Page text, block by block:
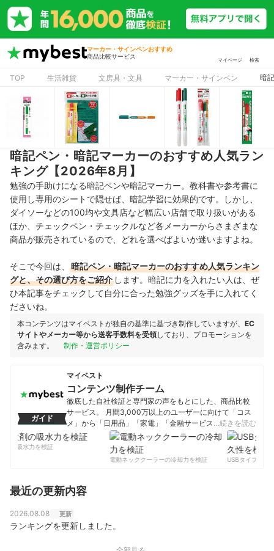
マーカー・サインペンおすすめ
商品比較サービス
マイページ 検索
TOP 生活雑貨 文房具・文具 マーカー・サインペン 暗
暗記ペン・暗記マーカーのおすすめ人気ラン
キング【2026年8月】
勉強の手助けになる暗記ペンや暗記マーカー。教科書や参考書に
使用し専用のシートで隠せば、暗記学習に効果的です。しかし、
ダイソーなどの100均や文具店など幅広い店舗で取り扱いがある
ほか、チェックペン・チェックルなど各メーカーからさまざまな
商品が販売されているので、どれを選べばよいか迷いますよね。
そこで今回は、
暗記ペン・暗記マーカーのおすすめ人気ランキン
グと、その選び方をご紹介 します。暗記に力を入れたい人は、ぜ
ひ本記事をチェックして自分に合った勉強グッズを手に入れてく
ださいね。
本コンテンツはマイベストが独自の基準に基づき制作していますが、 EC
サイトやメーカー等から送客手数料を受領しており、プロモーションを
含みます。
制作・運営ポリシー
ガイド
マイベスト
コンテンツ制作チーム
徹底した自社検証と専門家の声をもとにした、商品比較
サービス。 月間3,000万以上のユーザーに向けて「コス
メ」から「日用品」「家電」「金融サービス」まで、ベ
ストな商品を選んでもらうために、毎日コンテンツを制
コンテンツ制作チームのプロフィール
…続きを読む
の吸水力を検証
電動ネッククーラーの冷却力を検証
USBタイプCケー
最近の更新内容
2026.08.08 更新
ランキングを更新しました。